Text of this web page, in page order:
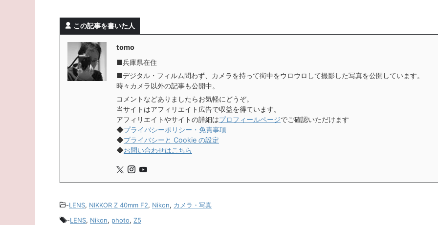
この記事を書いた人
tomo
■兵庫県在住
■デジタル・フィルム問わず、カメラを持って街中をウロウロして撮影した写真を公開しています。
時々カメラ以外の記事も公開中。
コメントなどありましたらお気軽にどうぞ。
当サイトはアフィリエイト広告で収益を得ています。
アフィリエイトやサイトの詳細はプロフィールページでご確認いただけます
◆プライバシーポリシー・免責事項
◆プライバシーと Cookie の設定
◆お問い合わせはこちら
-LENS, NIKKOR Z 40mm F2, Nikon, カメラ・写真
-LENS, Nikon, photo, Z5